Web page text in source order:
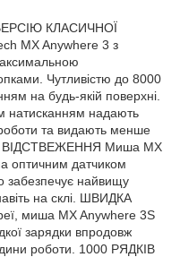
КЛАСИЧНОЇ
MX Anywhere 3 з
Чутливістю до 8000
на будь-якій поверхні.
надають
роботи та видають менше
ВІДСТВЕЖЕННЯ Миша MX
оптичним датчиком
забезпечує найвищу
на склі. ШВИДКА
миша MX Anywhere 3S
зарядки впродовж
роботи. 1000 РЯДКІВ